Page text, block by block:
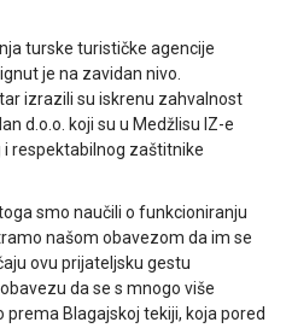
turske turističke agencije
je na zavidan nivo.
izrazili su iskrenu zahvalnost
d.o.o. koji su u Medžlisu IZ-e
respektabilnog zaštitnike
smo naučili o funkcioniranju
našom obavezom da im se
ovu prijateljsku gestu
da se s mnogo više
Blagajskoj tekiji, koja pored